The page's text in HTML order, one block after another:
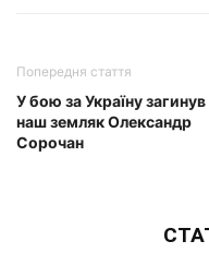
Попередня стаття
У бою за Україну загинув
наш земляк Олександр
Сорочан